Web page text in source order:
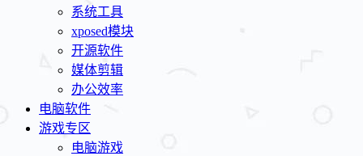
系统工具
xposed模块
开源软件
媒体剪辑
办公效率
电脑软件
游戏专区
电脑游戏